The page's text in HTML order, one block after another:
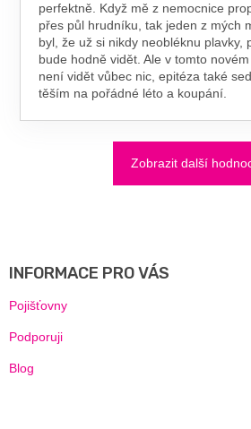
perfektně. Když mě z nemocnice
přes půl hrudníku, tak jeden z mých
byl, že už si nikdy neobléknu plavky,
bude hodně vidět. Ale v tomto
není vidět vůbec nic, epitéza také
těším na pořádné léto a koupání.
Zobrazit další
INFORMACE PRO VÁS
Pojišťovny
Podporuji
Blog